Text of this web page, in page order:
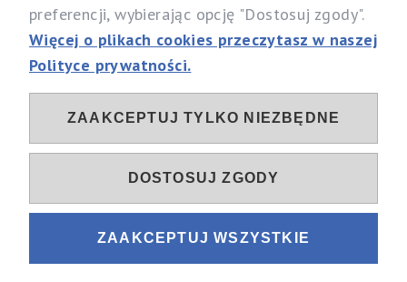
woj. mazowieckie
Telefon:537 111 212, 731 603 303
Email:info@alergia-dom.pl
Sociale
Sklep internetowy Shoper.pl
preferencji, wybierając opcję "Dostosuj zgody".
Więcej o plikach cookies przeczytasz w naszej
Polityce prywatności.
ZAAKCEPTUJ TYLKO NIEZBĘDNE
DOSTOSUJ ZGODY
ZAAKCEPTUJ WSZYSTKIE